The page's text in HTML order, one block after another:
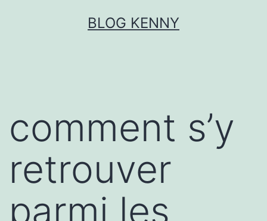
BLOG KENNY
comment s’y
retrouver
parmi les